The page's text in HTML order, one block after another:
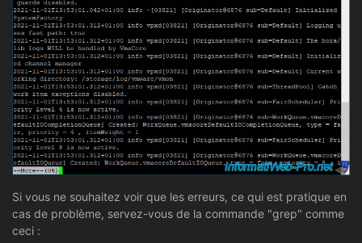
Si vous ne souhaitez voir que les erreurs, ce qui est pratique en
cas de problème, servez-vous de la commande "grep" comme
ceci :